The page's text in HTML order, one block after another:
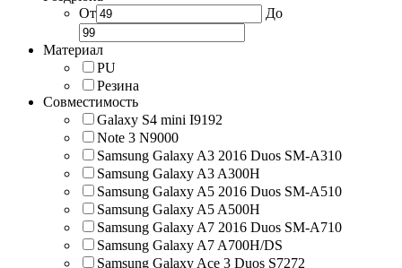
От
До
Материал
PU
Резина
Совместимость
Galaxy S4 mini I9192
Note 3 N9000
Samsung Galaxy A3 2016 Duos SM-A310
Samsung Galaxy A3 A300H
Samsung Galaxy A5 2016 Duos SM-A510
Samsung Galaxy A5 A500H
Samsung Galaxy A7 2016 Duos SM-A710
Samsung Galaxy A7 A700H/DS
Samsung Galaxy Ace 3 Duos S7272